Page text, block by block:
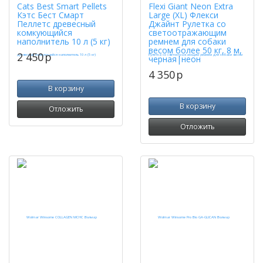
Cats Best Smart Pellets
Кэтс Бест Смарт
Пеллетс древесный
комкующийся
наполнитель 10 л (5 кг)
2 450p
В корзину
Отложить
Flexi Giant Neon Extra
Large (XL) Флекси
Джайнт Рулетка со
светоотражающим
ремнем для собаки
весом более 50 кг, 8 м,
черная|неон
4 350p
В корзину
Отложить